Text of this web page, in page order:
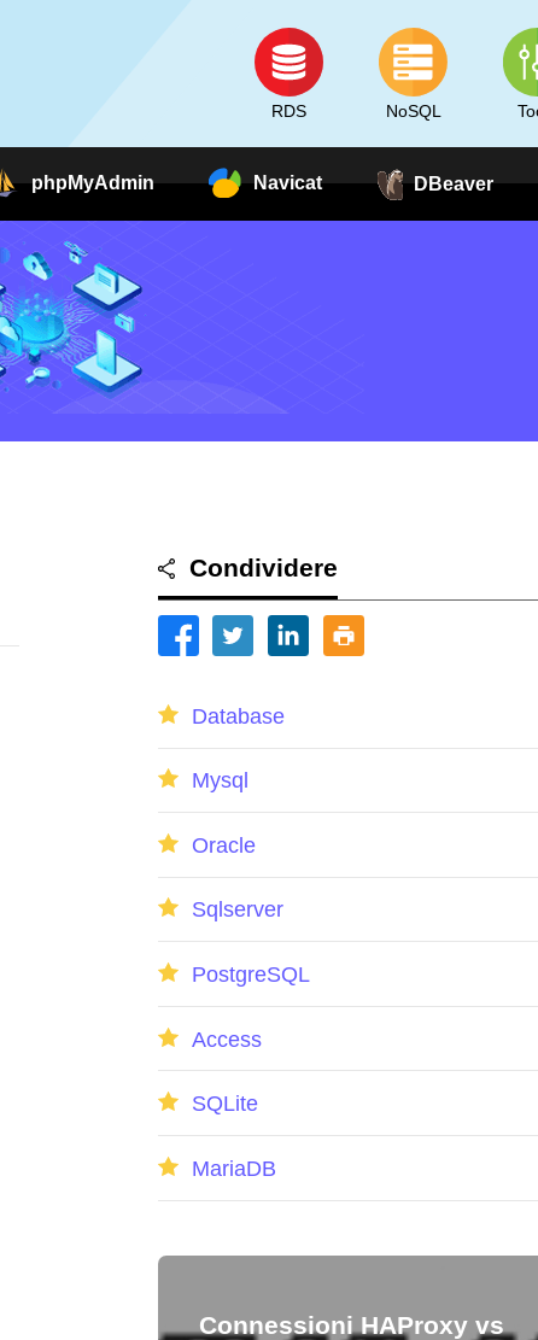
RDS NoSQL
phpMyAdmin Navicat DBeaver
Condividere
Database
Mysql
Oracle
Sqlserver
PostgreSQL
Access
SQLite
MariaDB
Connessioni HAProxy vs